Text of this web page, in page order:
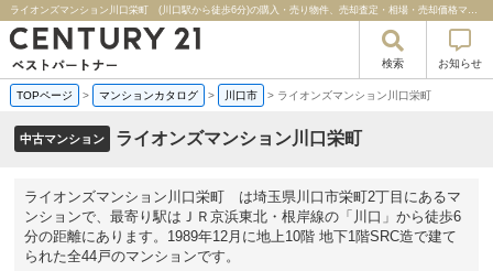
ライオンズマンション川口栄町 (川口駅から徒歩6分)の購入・売り物件、売却査定・相場・売却価格マンション情報｜センチュリー２１ベストパートナー
検索 お知らせ
TOPページ > マンションカタログ > 川口市 > ライオンズマンション川口栄町
中古マンション ライオンズマンション川口栄町
ライオンズマンション川口栄町 は埼玉県川口市栄町2丁目にあるマ
ンションで、最寄り駅はＪＲ京浜東北・根岸線の「川口」から徒歩6
分の距離にあります。1989年12月に地上10階 地下1階SRC造で建て
られた全44戸のマンションです。